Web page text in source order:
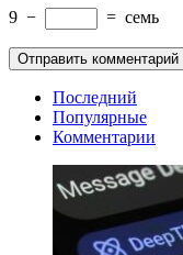
9 − = семь
Последний
Популярные
Комментарии